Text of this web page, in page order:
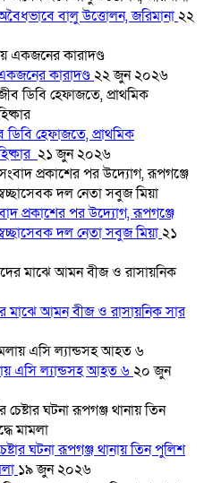
বালু উত্তোলন, জরিমানা২২
কারাদণ্ড২২ জুন ২০২৬
হেফাজতে, প্রাথমিক
২১ জুন ২০২৬
প্রকাশের পর উদ্যোগ, রূপগঞ্জে
দল নেতা সবুজ মিয়া২১
মাঝে আমন বীজ ও রাসায়নিক সার
এসি ল্যান্ডসহ আহত ৬২০ জুন
ঘটনা রূপগঞ্জ থানায় তিন পুলিশ
১৯ জুন ২০২৬